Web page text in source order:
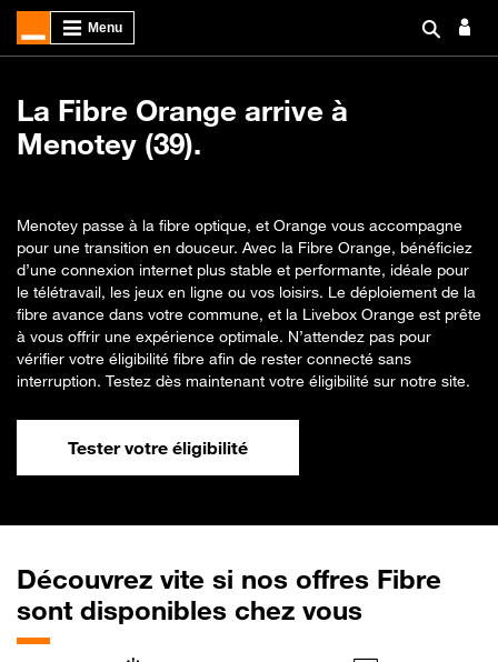
La Fibre Orange arrive à
Menotey (39).
Menotey passe à la fibre optique, et Orange vous accompagne
pour une transition en douceur. Avec la Fibre Orange, bénéficiez
d’une connexion internet plus stable et performante, idéale pour
le télétravail, les jeux en ligne ou vos loisirs. Le déploiement de la
fibre avance dans votre commune, et la Livebox Orange est prête
à vous offrir une expérience optimale. N’attendez pas pour
vérifier votre éligibilité fibre afin de rester connecté sans
interruption. Testez dès maintenant votre éligibilité sur notre site.
Tester votre éligibilité
Découvrez vite si nos offres Fibre
sont disponibles chez vous